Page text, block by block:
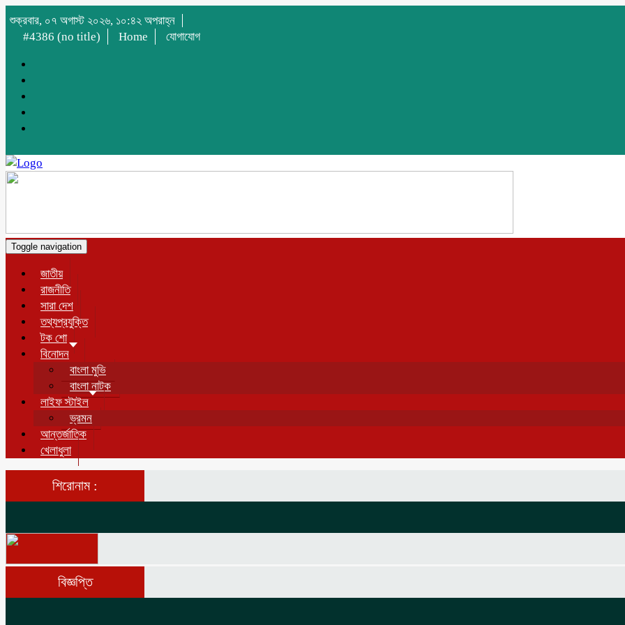
শুক্রবার, ০৭ অগাস্ট ২০২৬, ১০:৪২ অপরাহ্ন
#4386 (no title)
Home যোগাযোগ
Toggle navigation
জাতীয়
রাজনীতি
সারা দেশ
তথ্যপ্রযুক্তি
টক শো
বিনোদন
বাংলা মুভি
বাংলা নাটক
লাইফ স্টাইল
ভ্রমন
আন্তর্জাতিক
খেলাধুলা
শিরোনাম :
বিজ্ঞপ্তি